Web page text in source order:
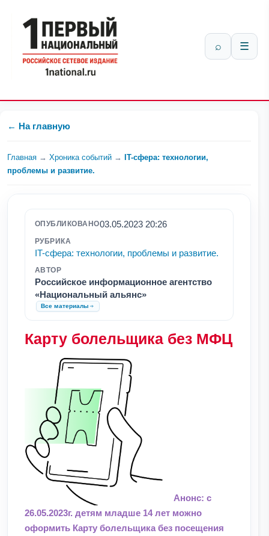
⌕ ☰
← На главную
Главная → Хроника событий → IT-сфера: технологии,
проблемы и развитие.
ОПУБЛИКОВАНО03.05.2023 20:26
РУБРИКА
IT-сфера: технологии, проблемы и развитие.
АВТОР
Российское информационное агентство
«Национальный альянс»
Все материалы
Карту болельщика без МФЦ
Анонс: с
26.05.2023г. детям младше 14 лет можно
оформить Карту болельщика без посещения